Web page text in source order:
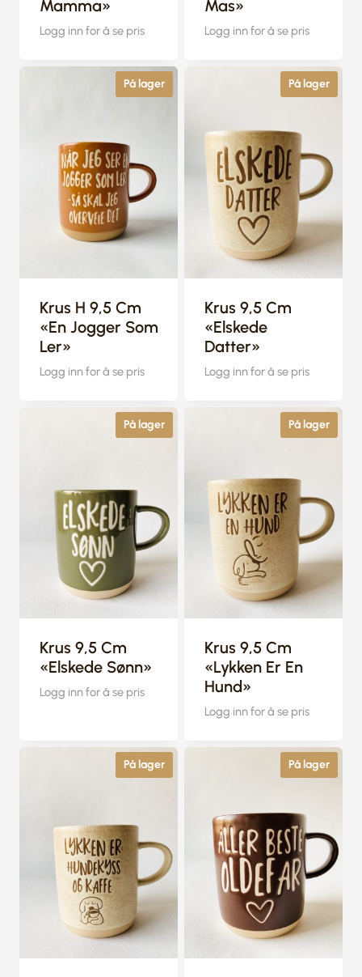
Mamma»
Logg inn for å se pris
Mas»
Logg inn for å se pris
På lager
Krus H 9,5 Cm
«En Jogger Som
Ler»
Logg inn for å se pris
På lager
Krus 9,5 Cm
«Elskede
Datter»
Logg inn for å se pris
På lager
Krus 9,5 Cm
«Elskede Sønn»
Logg inn for å se pris
På lager
Krus 9,5 Cm
«Lykken Er En
Hund»
Logg inn for å se pris
På lager På lager